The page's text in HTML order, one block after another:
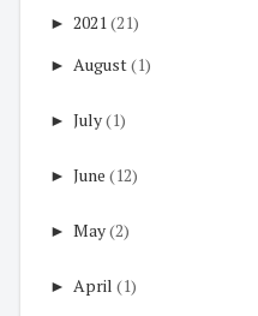
► 2021 (21)
► August(1)
► July(1)
► June (12)
► May(2)
► April (1)